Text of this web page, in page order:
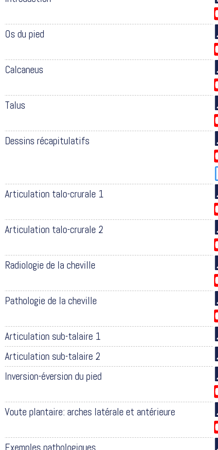
Os du pied
Calcaneus
Talus
Dessins récapitulatifs
Articulation talo-crurale 1
Articulation talo-crurale 2
Radiologie de la cheville
Pathologie de la cheville
Articulation sub-talaire 1
Articulation sub-talaire 2
Inversion-éversion du pied
Voute plantaire: arches latérale et antérieure